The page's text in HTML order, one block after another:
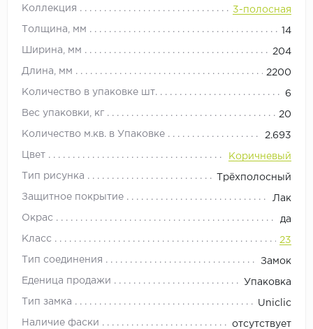
Коллекция 3-полосная
Толщина, мм 14
Ширина, мм 204
Длина, мм 2200
Количество в упаковке шт. 6
Вес упаковки, кг 20
Количество м.кв. в Упаковке 2.693
Цвет Коричневый
Тип рисунка Трёхполосный
Защитное покрытие Лак
Окрас да
Класс 23
Тип соединения Замок
Еденица продажи Упаковка
Тип замка Uniclic
Наличие фаски отсутствует